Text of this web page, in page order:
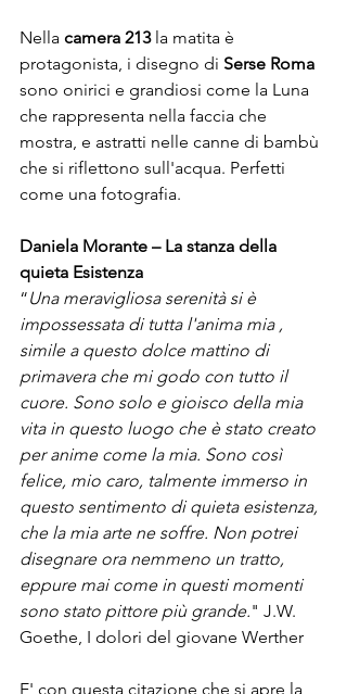
Nella camera 213 la matita è
protagonista, i disegno di Serse Roma
sono onirici e grandiosi come la Luna
che rappresenta nella faccia che
mostra, e astratti nelle canne di bambù
che si riflettono sull'acqua. Perfetti
come una fotografia.
Daniela Morante – La stanza della
quieta Esistenza
“Una meravigliosa serenità si è
impossessata di tutta l'anima mia ,
simile a questo dolce mattino di
primavera che mi godo con tutto il
cuore. Sono solo e gioisco della mia
vita in questo luogo che è stato creato
per anime come la mia. Sono così
felice, mio caro, talmente immerso in
questo sentimento di quieta esistenza,
che la mia arte ne soffre. Non potrei
disegnare ora nemmeno un tratto,
eppure mai come in questi momenti
sono stato pittore più grande." J.W.
Goethe, I dolori del giovane Werther
E' con questa citazione che si apre la